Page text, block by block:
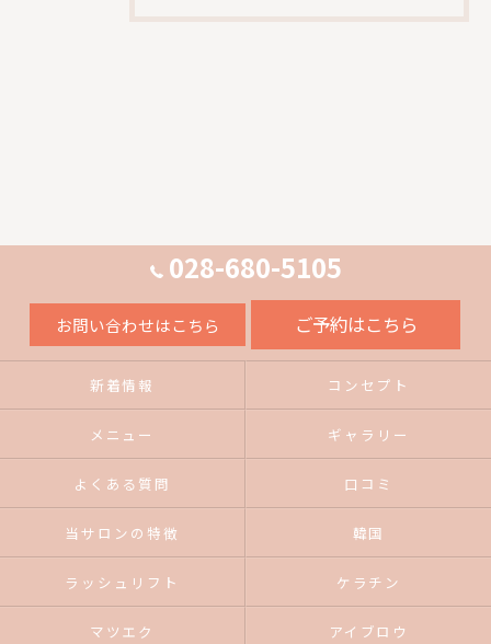
028-680-5105
お問い合わせはこちら ご予約はこちら
新着情報 コンセプト
メニュー ギャラリー
よくある質問 口コミ
当サロンの特徴 韓国
ラッシュリフト ケラチン
マツエク アイブロウ